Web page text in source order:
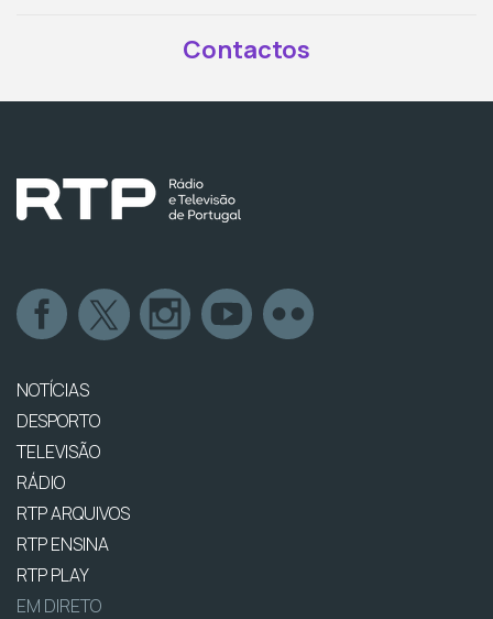
Contactos
NOTÍCIAS
DESPORTO
TELEVISÃO
RÁDIO
RTP ARQUIVOS
RTP ENSINA
RTP PLAY
EM DIRETO